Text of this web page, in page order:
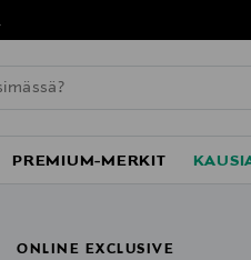
PREMIUM-MERKIT
ONLINE EXCLUSIVE